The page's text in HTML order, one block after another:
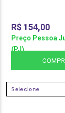
R$ 154,00
Preço Pessoa
(PJ)
SELECIONE